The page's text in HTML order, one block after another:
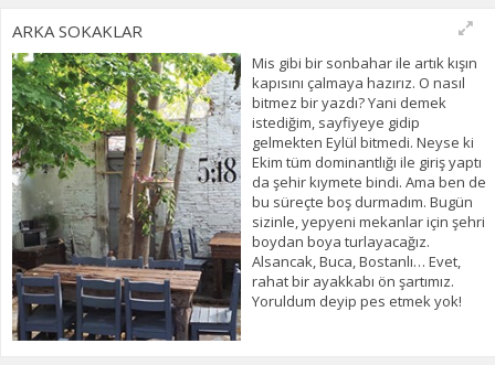
ARKA SOKAKLAR
Mis gibi bir sonbahar ile artık kışın
kapısını çalmaya hazırız. O nasıl
bitmez bir yazdı? Yani demek
istediğim, sayfiyeye gidip
gelmekten Eylül bitmedi. Neyse ki
Ekim tüm dominantlığı ile giriş yaptı
da şehir kıymete bindi. Ama ben de
bu süreçte boş durmadım. Bugün
sizinle, yepyeni mekanlar için şehri
boydan boya turlayacağız.
Alsancak, Buca, Bostanlı… Evet,
rahat bir ayakkabı ön şartımız.
Yoruldum deyip pes etmek yok!